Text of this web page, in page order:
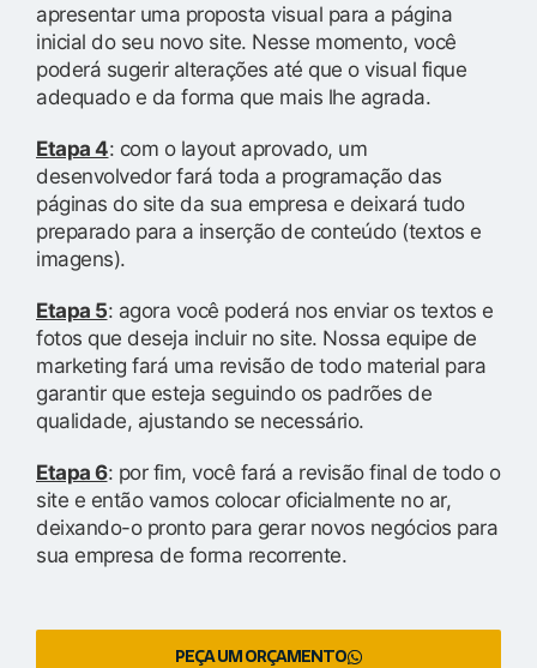
apresentar uma proposta visual para a página
inicial do seu novo site. Nesse momento, você
poderá sugerir alterações até que o visual fique
adequado e da forma que mais lhe agrada.
Etapa 4: com o layout aprovado, um
desenvolvedor fará toda a programação das
páginas do site da sua empresa e deixará tudo
preparado para a inserção de conteúdo (textos e
imagens).
Etapa 5: agora você poderá nos enviar os textos e
fotos que deseja incluir no site. Nossa equipe de
marketing fará uma revisão de todo material para
garantir que esteja seguindo os padrões de
qualidade, ajustando se necessário.
Etapa 6: por fim, você fará a revisão final de todo o
site e então vamos colocar oficialmente no ar,
deixando-o pronto para gerar novos negócios para
sua empresa de forma recorrente.
PEÇA UM ORÇAMENTO